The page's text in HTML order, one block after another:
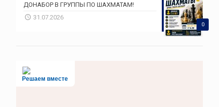
0
ДОНАБОР В ГРУППЫ ПО ШАХМАТАМ!
31.07.2026
Решаем вместе